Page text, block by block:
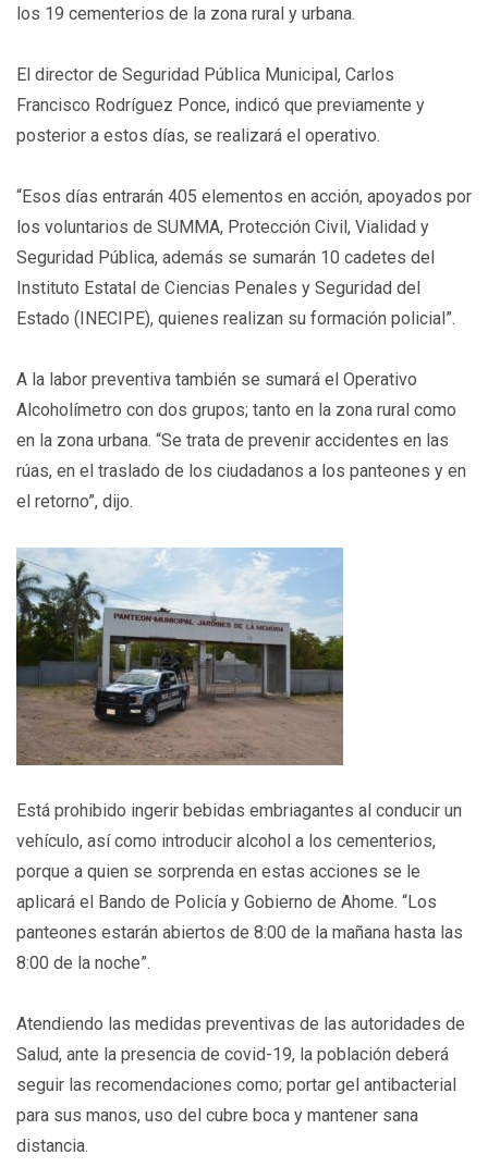
los 19 cementerios de la zona rural y urbana.
El director de Seguridad Pública Municipal, Carlos
Francisco Rodríguez Ponce, indicó que previamente y
posterior a estos días, se realizará el operativo.
“Esos días entrarán 405 elementos en acción, apoyados por
los voluntarios de SUMMA, Protección Civil, Vialidad y
Seguridad Pública, además se sumarán 10 cadetes del
Instituto Estatal de Ciencias Penales y Seguridad del
Estado (INECIPE), quienes realizan su formación policial”.
A la labor preventiva también se sumará el Operativo
Alcoholímetro con dos grupos; tanto en la zona rural como
en la zona urbana. “Se trata de prevenir accidentes en las
rúas, en el traslado de los ciudadanos a los panteones y en
el retorno”, dijo.
Está prohibido ingerir bebidas embriagantes al conducir un
vehículo, así como introducir alcohol a los cementerios,
porque a quien se sorprenda en estas acciones se le
aplicará el Bando de Policía y Gobierno de Ahome. “Los
panteones estarán abiertos de 8:00 de la mañana hasta las
8:00 de la noche”.
Atendiendo las medidas preventivas de las autoridades de
Salud, ante la presencia de covid-19, la población deberá
seguir las recomendaciones como; portar gel antibacterial
para sus manos, uso del cubre boca y mantener sana
distancia.